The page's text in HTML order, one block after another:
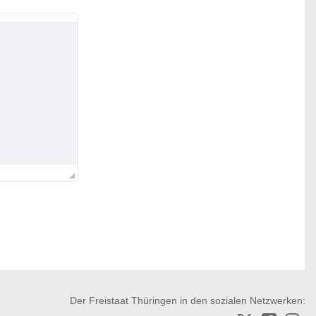
Der Freistaat Thüringen in den sozialen Netzwerken: